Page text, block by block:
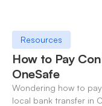
Resources
How to Pay
OneSafe
Wondering how to
local bank transfer in